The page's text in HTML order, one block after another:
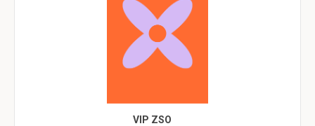
VIP ZSO